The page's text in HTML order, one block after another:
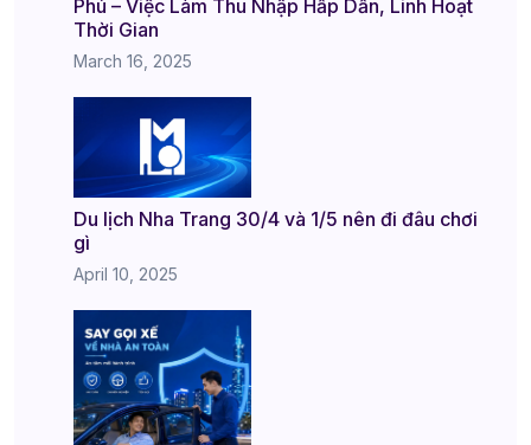
Phú – Việc Làm Thu Nhập Hấp Dẫn, Linh Hoạt
Thời Gian
March 16, 2025
Du lịch Nha Trang 30/4 và 1/5 nên đi đâu chơi
gì
April 10, 2025